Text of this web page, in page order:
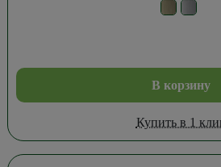
В корзину
Купить в 1